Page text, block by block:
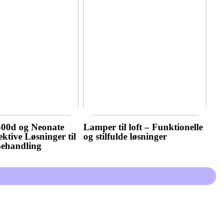
og Neonate
Løsninger til
Lamper til loft – Funktionelle
og stilfulde løsninger